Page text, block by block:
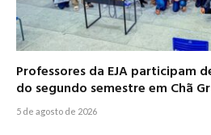
Professores da EJA participam
do segundo semestre em Chã
5 de agosto de 2026